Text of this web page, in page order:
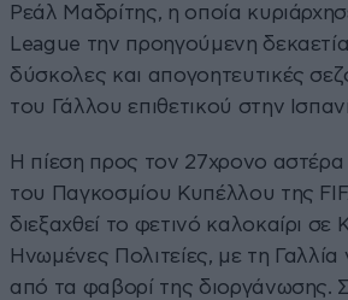
Ρεάλ Μαδρίτης, η οποία
League την προηγούμενη
δύσκολες και απογοητευτικές
του Γάλλου επιθετικού στην
Η πίεση προς τον 27χρονο αστέρα
του Παγκοσμίου Κυπέλλου της
διεξαχθεί το φετινό καλοκαίρι σε
Ηνωμένες Πολιτείες, με τη Γαλλία
από τα φαβορί της διοργάνωσης.